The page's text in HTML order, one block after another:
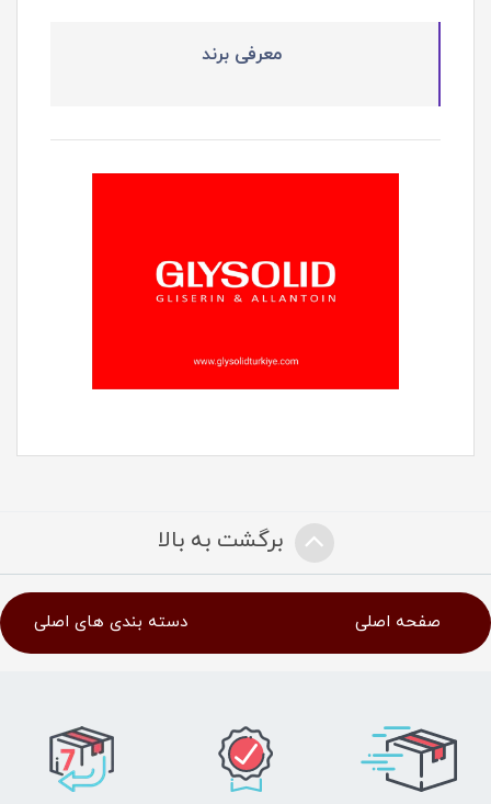
معرفی برند
برگشت به بالا
صفحه اصلی دسته بندی های اصلی